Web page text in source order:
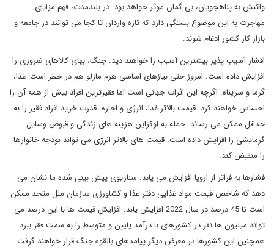
واکنش به پناهجویان، بی گمان موثر خواهد بود. در بلندمدت، فهم مزایای
مهاجرت به این موضوع بستگی دارد که تازه واردان تا کجا می توانند در جامعه و
بازار کار کشور ادغام شوند.
اقشار آسیب پذیر بیشترین آسیب را خواهند دید. جنگ، بهای کالاهای ضروری را
افزایش داده است. امروز حتی نیازهای اساسی هرم مازلو هم در خطر است: غذا،
گرما و سرپناه. اگرچه این اثرات جهانی است اما فقیرترین افراد بیش از همه آن را
احساس خواهند کرد. قیمت بالاتر غذا، انرژی و اجاره، قدرت خرید افراد فقیر را به
حداقل ممکن می رساند. حمله به اوکراین هزینه های زندگی و قبوض وسایل
گرمایشی را افزایش داده است. قیمت های بالاتر انرژی می تواند بودجه خانوارها
را منقبض کند.
فشارها به فراتر از اروپا افزایش می یابد. سناریوی پیش بینی شده ما نشان می
دهد که شاخص قیمت مواد غذایی دفتر غذا و کشاورزی سازمان ملل متحد ممکن
است تا 45 درصد در سال 2022 افزایش یابد. افزایش قیمت ها با این درصد می
تواند میلیون ها نفر در کشورهای با درآمد پایین و متوسط را به سمت فقر ببرد.
همچنین این کشورها در معرض دیگر پیامدهای بالقوه جنگ قرار خواهند گرفت: